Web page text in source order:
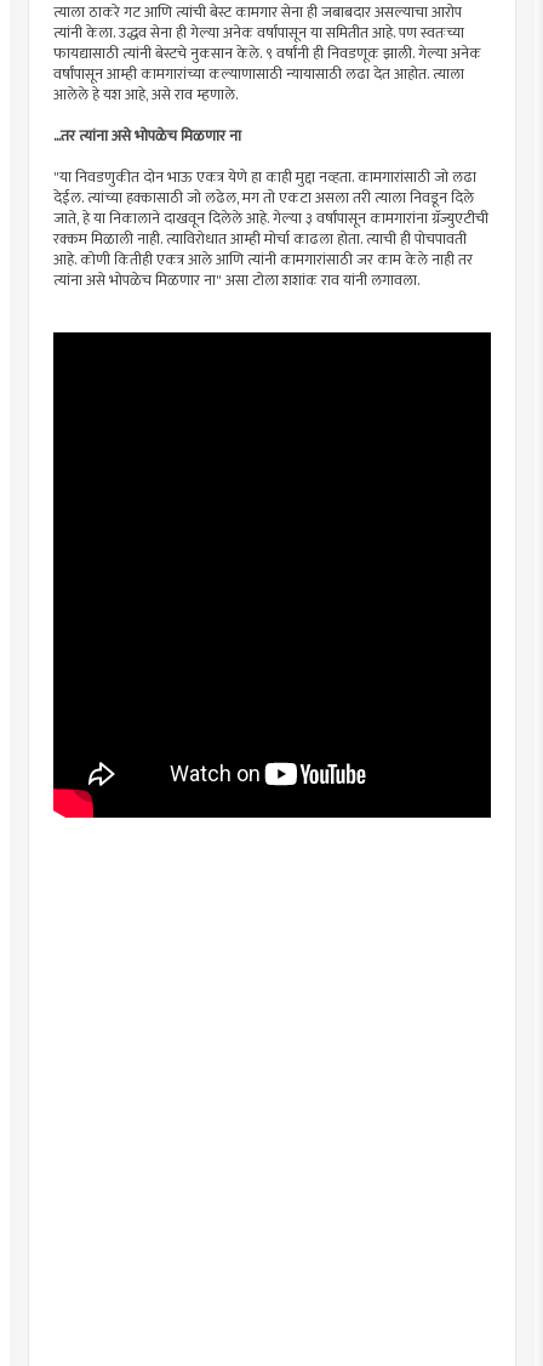
त्याला ठाकरे गट आणि त्यांची बेस्ट कामगार सेना ही जबाबदार असल्याचा आरोप
त्यांनी केला. उद्धव सेना ही गेल्या अनेक वर्षांपासून या समितीत आहे. पण स्वतःच्या
फायद्यासाठी त्यांनी बेस्टचे नुकसान केले. ९ वर्षांनी ही निवडणूक झाली. गेल्या अनेक
वर्षांपासून आम्ही कामगारांच्या कल्याणासाठी न्यायासाठी लढा देत आहोत. त्याला
आलेले हे यश आहे, असे राव म्हणाले.
...तर त्यांना असे भोपळेच मिळणार ना
"या निवडणुकीत दोन भाऊ एकत्र येणे हा काही मुद्दा नव्हता. कामगारांसाठी जो लढा
देईल. त्यांच्या हक्कासाठी जो लढेल, मग तो एकटा असला तरी त्याला निवडून दिले
जाते, हे या निकालाने दाखवून दिलेले आहे. गेल्या ३ वर्षांपासून कामगारांना ग्रॅज्युएटीची
रक्कम मिळाली नाही. त्याविरोधात आम्ही मोर्चा काढला होता. त्याची ही पोचपावती
आहे. कोणी कितीही एकत्र आले आणि त्यांनी कामगारांसाठी जर काम केले नाही तर
त्यांना असे भोपळेच मिळणार ना" असा टोला शशांक राव यांनी लगावला.